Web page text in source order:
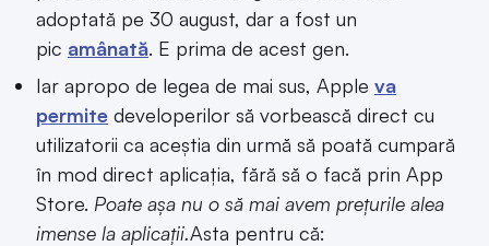
adoptată pe 30 august, dar a fost un
pic amânată. E prima de acest gen.
Iar apropo de legea de mai sus, Apple va
permite developerilor să vorbească direct cu
utilizatorii ca aceștia din urmă să poată cumpară
în mod direct aplicația, fără să o facă prin App
Store. Poate așa nu o să mai avem prețurile alea
imense la aplicații.Asta pentru că: